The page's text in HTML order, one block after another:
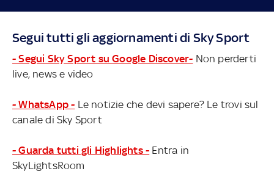
Segui tutti gli aggiornamenti di Sky Sport
- Segui Sky Sport su Google Discover- Non perderti
live, news e video
- WhatsApp - Le notizie che devi sapere? Le trovi sul
canale di Sky Sport
- Guarda tutti gli Highlights - Entra in
SkyLightsRoom